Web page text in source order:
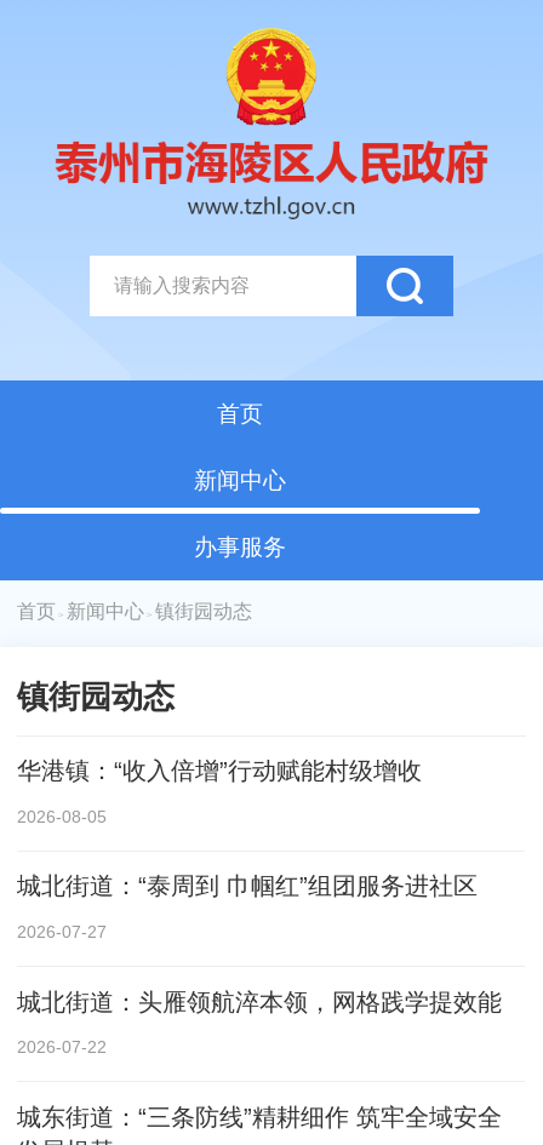
首页
新闻中心
办事服务
首页 > 新闻中心 >镇街园动态
镇街园动态
华港镇：“收入倍增”行动赋能村级增收
2026-08-05
城北街道：“泰周到 巾帼红”组团服务进社区
2026-07-27
城北街道：头雁领航淬本领，网格践学提效能
2026-07-22
城东街道：“三条防线”精耕细作 筑牢全域安全